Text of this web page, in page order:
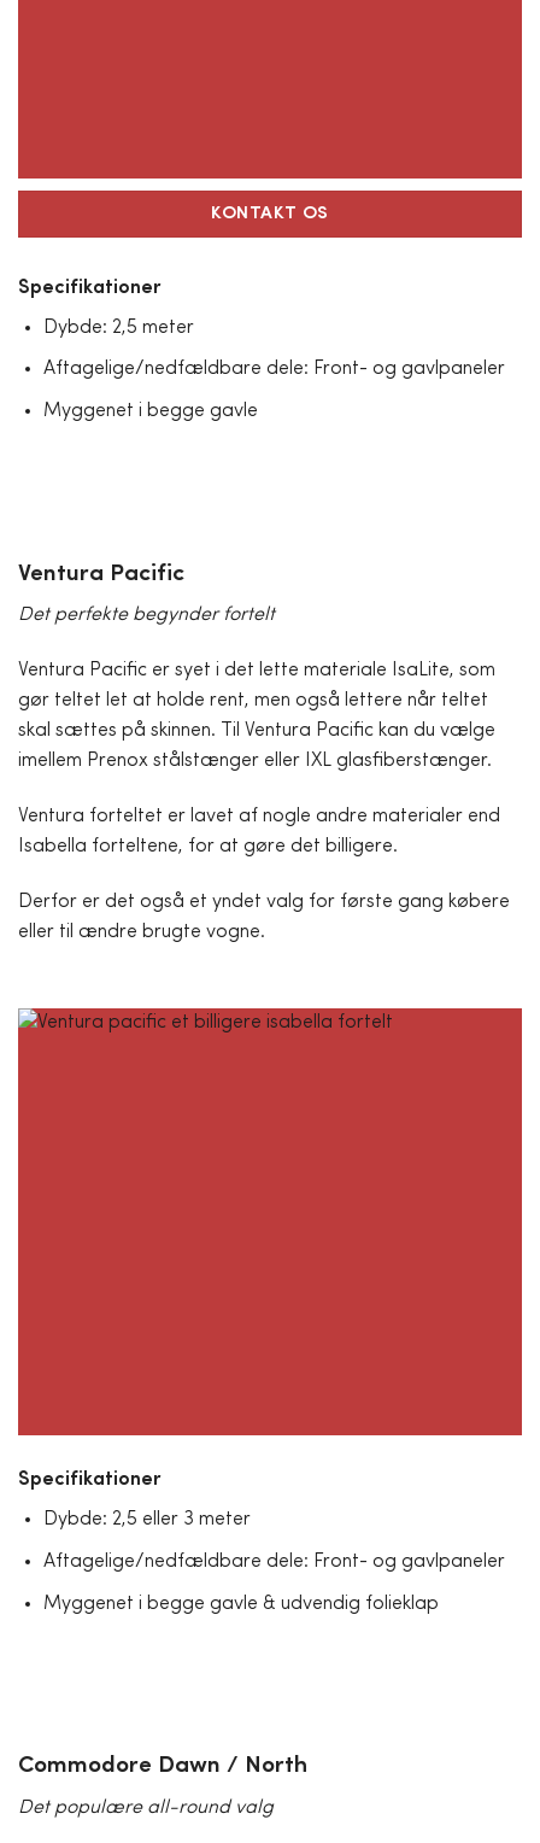
KONTAKT OS
Specifikationer
Dybde: 2,5 meter
Aftagelige/nedfældbare dele: Front- og gavlpaneler
Myggenet i begge gavle
Ventura Pacific
Det perfekte begynder fortelt
Ventura Pacific er syet i det lette materiale IsaLite, som
gør teltet let at holde rent, men også lettere når teltet
skal sættes på skinnen. Til Ventura Pacific kan du vælge
imellem Prenox stålstænger eller IXL glasfiberstænger.
Ventura forteltet er lavet af nogle andre materialer end
Isabella forteltene, for at gøre det billigere.
Derfor er det også et yndet valg for første gang købere
eller til ændre brugte vogne.
Specifikationer
Dybde: 2,5 eller 3 meter
Aftagelige/nedfældbare dele: Front- og gavlpaneler
Myggenet i begge gavle & udvendig folieklap
Commodore Dawn / North
Det populære all-round valg